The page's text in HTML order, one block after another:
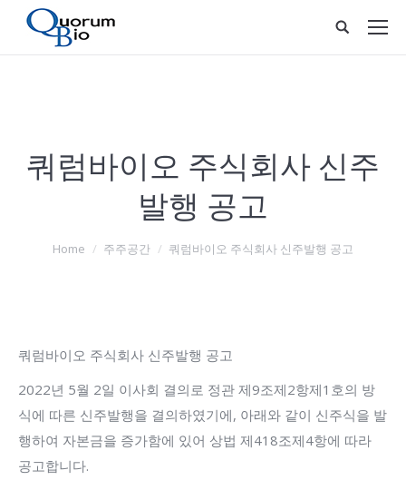
쿼럼바이오 주식회사 신주
발행 공고
You are here:
Home 주주공간 쿼럼바이오 주식회사 신주발행 공고
쿼럼바이오 주식회사 신주발행 공고
2022년 5월 2일 이사회 결의로 정관 제9조제2항제1호의 방
식에 따른 신주발행을 결의하였기에, 아래와 같이 신주식을 발
행하여 자본금을 증가함에 있어 상법 제418조제4항에 따라
공고합니다.